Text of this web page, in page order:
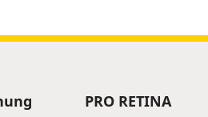
PRO RETINA